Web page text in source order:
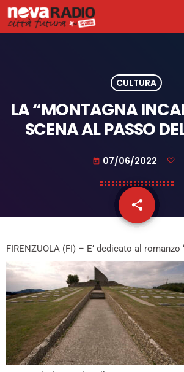
CULTURA
LA “MONTAGNA
SCENA AL PASSO
today 07/06/2022
share
email
FIRENZUOLA (FI) – E’ dedicato al romanzo